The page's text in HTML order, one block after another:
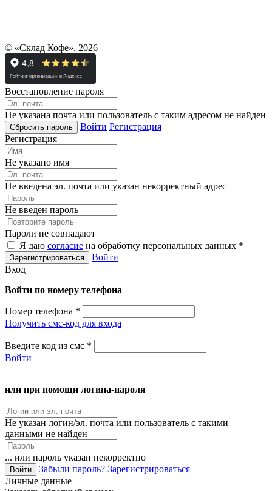
© «Склад Кофе», 2026
Восстановление пароля
Не указана почта или пользователь с таким адресом не найден
Войти Регистрация
Регистрация
Не указано имя
Не введена эл. почта или указан некорректный адрес
Не введен пароль
Пароли не совпадают
Я даю согласие на обработку персональных данных *
Войти
Вход
Войти по номеру телефона
Номер телефона *
Получить смс-код для входа
Введите код из смс *
Войти
или при помощи логина-пароля
Не указан логин/эл. почта или пользователь с такими
данными не найден
... или пароль указан некорректно
Забыли пароль? Зарегистрироваться
Личные данные